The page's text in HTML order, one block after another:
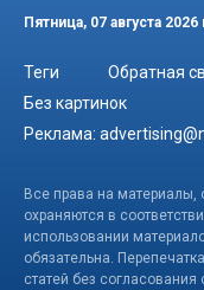
Пятница, 07 августа 2026
Теги Обратная
Без картинок
Реклама:
Все права на материалы,
охраняются в
использовании
обязательна.
статей без